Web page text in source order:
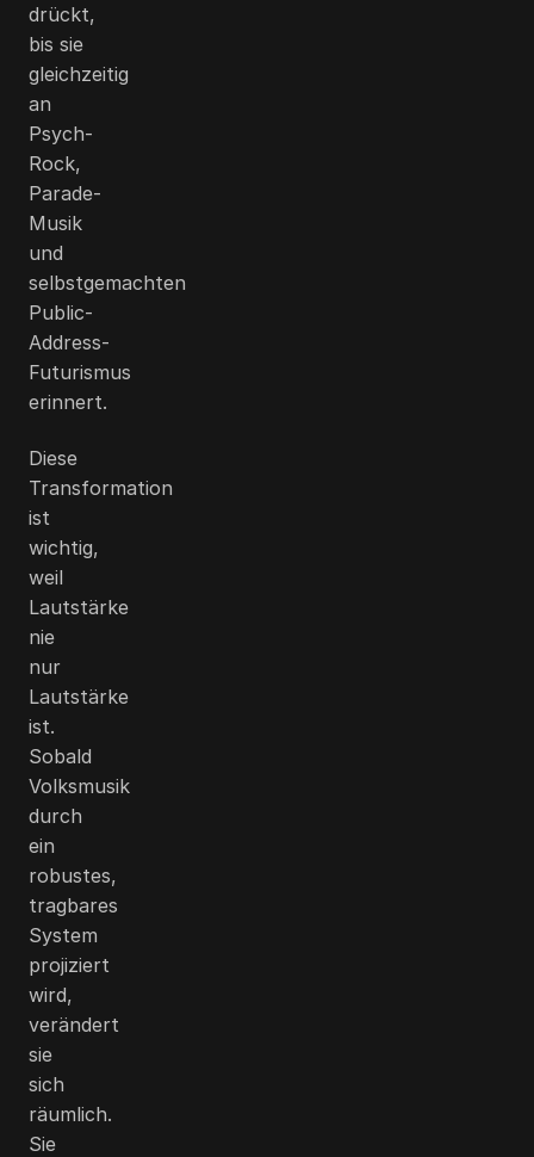
drückt,
bis sie
gleichzeitig
an
Psych-
Rock,
Parade-
Musik
und
selbstgemachten
Public-
Address-
Futurismus
erinnert.
Diese
Transformation
ist
wichtig,
weil
Lautstärke
nie
nur
Lautstärke
ist.
Sobald
Volksmusik
durch
ein
robustes,
tragbares
System
projiziert
wird,
verändert
sie
sich
räumlich.
Sie